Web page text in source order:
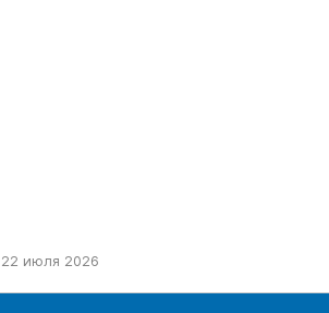
22 июля 2026